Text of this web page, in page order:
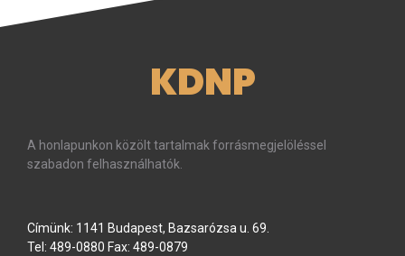
KDNP
A honlapunkon közölt tartalmak forrásmegjelöléssel
szabadon felhasználhatók.
Címünk: 1141 Budapest, Bazsarózsa u. 69.
Tel: 489-0880 Fax: 489-0879